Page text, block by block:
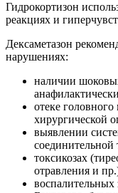
Гидрокортизон
реакциях и
Дексаметазон
нарушениях:
наличии
отеке головного
хирургической
выявлении
соединительной
токсикозах
отравления и
воспалительных